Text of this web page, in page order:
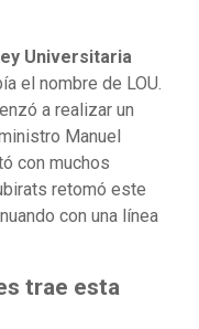
Universitaria
el nombre de LOU.
a realizar un
Manuel
con muchos
retomó este
con una línea
trae esta